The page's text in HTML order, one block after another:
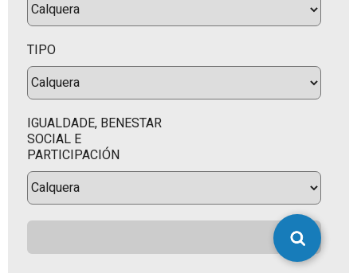
TIPO
IGUALDADE, BENESTAR
SOCIAL E
PARTICIPACIÓN